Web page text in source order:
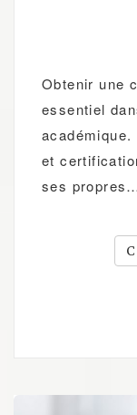
Obtenir une
essentiel
et
ses